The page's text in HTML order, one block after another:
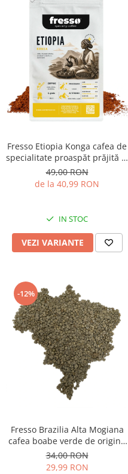
Fresso Etiopia Konga cafea de
specialitate proaspăt prăjită și
măcinată
49,00 RON
de la 40,99 RON
IN STOC
VEZI VARIANTE
-12%
Fresso Brazilia Alta Mogiana
cafea boabe verde de origine
250g
34,00 RON
29,99 RON